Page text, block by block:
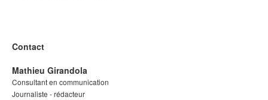
Contact
Mathieu Girandola
Consultant en communication
Journaliste - rédacteur